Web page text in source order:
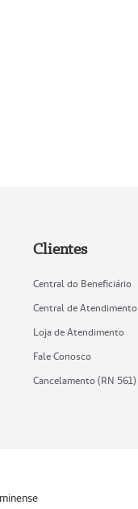
Clientes
Central do Beneficiário
Central de Atendimento
Loja de Atendimento
Fale Conosco
Cancelamento (RN 561)